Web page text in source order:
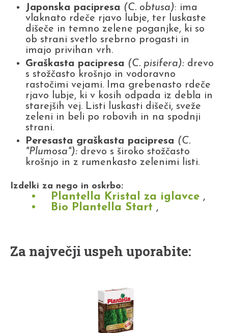
Japonska pacipresa (C. obtusa): ima
vlaknato rdeče rjavo lubje, ter luskaste
dišeče in temno zelene poganjke, ki so
ob strani svetlo srebrno progasti in
imajo privihan vrh.
Graškasta pacipresa (C. pisifera): drevo
s stožčasto krošnjo in vodoravno
rastočimi vejami. Ima grebenasto rdeče
rjavo lubje, ki v kosih odpada iz debla in
starejših vej. Listi luskasti dišeči, sveže
zeleni in beli po robovih in na spodnji
strani.
Peresasta graškasta pacipresa (C.
"Plumosa"): drevo s široko stožčasto
krošnjo in z rumenkasto zelenimi listi.
Izdelki za nego in oskrbo:
Plantella Kristal za iglavce ,
Bio Plantella Start ,
Za največji uspeh uporabite: